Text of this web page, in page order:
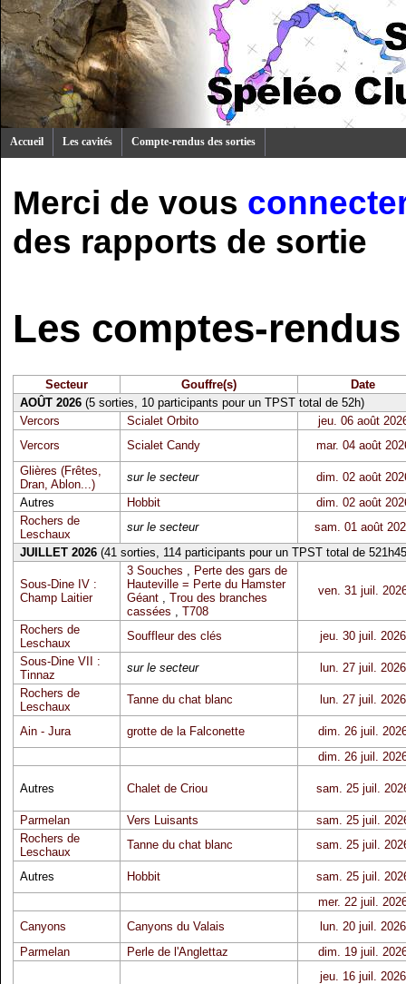
Accueil Les cavités Compte-rendus des sorties
Merci de vous
des rapports de sortie
Les comptes-
Secteur Gouffre(s)
Date
AOÛT 2026(5 sorties, 10 participants pour un TPST total de 52h)
Vercors
Scialet Orbito
jeu. 06 août
Vercors
Scialet Candy
mar. 04 août
Glières (Frêtes,
Dran, Ablon...)
sur le secteur
dim. 02 août
Autres
Hobbit
dim. 02 août
Rochers de
Leschaux
sur le secteur
sam. 01 août
JUILLET 2026(41 sorties, 114 participants pour un TPST total de
Sous-Dine IV :
Champ Laitier
3 Souches , Perte des gars de
Hauteville = Perte du Hamster
Géant, Trou des branches
cassées , T708
ven. 31 juil.
Rochers de
Leschaux
Souffleur des clés
jeu. 30 juil. 2026
Sous-Dine VII :
Tinnaz
sur le secteur
lun. 27 juil. 2026
Rochers de
Leschaux
Tanne du chat blanc lun. 27 juil. 2026
Ain - Jura grotte de la Falconette
dim. 26 juil.
dim. 26 juil.
Autres Chalet de Criou sam. 25 juil.
Parmelan Vers Luisants
sam. 25 juil.
Rochers de
Leschaux
Tanne du chat blanc sam. 25 juil.
Autres Hobbit
sam. 25 juil.
mer. 22 juil.
Canyons
Canyons du Valais
lun. 20 juil. 2026
Parmelan
Perle de l'Anglettaz
dim. 19 juil.
jeu. 16 juil. 2026